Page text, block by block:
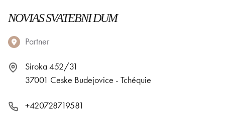
NOVIAS SVATEBNI DUM
Partner
Siroka 452/31
37001 Ceske Budejovice - Tchéquie
+420728719581